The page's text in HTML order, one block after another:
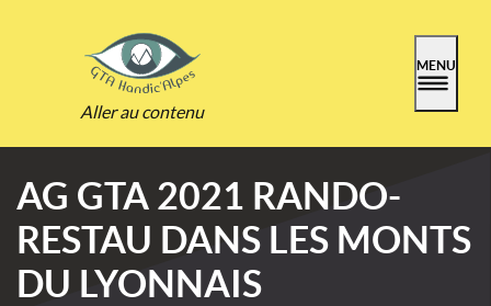
Aller au contenu
MENU
AG GTA 2021 RANDO-
RESTAU DANS LES MONTS
DU LYONNAIS